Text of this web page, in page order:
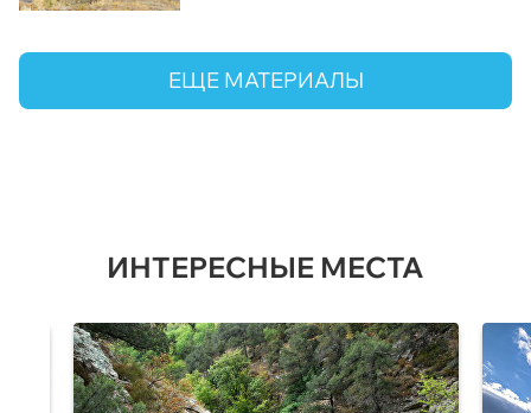
ЕЩЕ МАТЕРИАЛЫ
ИНТЕРЕСНЫЕ МЕСТА